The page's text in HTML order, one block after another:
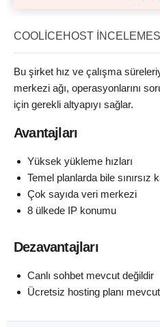
COOLICEHOST
Bu şirket hız ve çalışma
merkezi ağı, operasyonlarını
için gerekli altyapıyı sağlar.
Avantajları
Yüksek yükleme hızları
Temel planlarda bile sınırsız
Çok sayıda veri merkezi
8 ülkede IP konumu
Dezavantajları
Canlı sohbet mevcut değildir
Ücretsiz hosting planı